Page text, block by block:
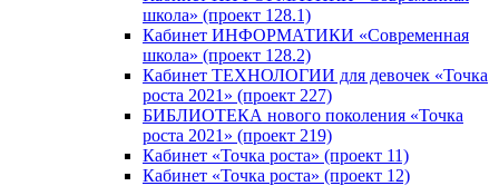
школа» (проект 128.1)
Кабинет ИНФОРМАТИКИ «Современная
школа» (проект 128.2)
Кабинет ТЕХНОЛОГИИ для девочек «Точка
роста 2021» (проект 227)
БИБЛИОТЕКА нового поколения «Точка
роста 2021» (проект 219)
Кабинет «Точка роста» (проект 11)
Кабинет «Точка роста» (проект 12)